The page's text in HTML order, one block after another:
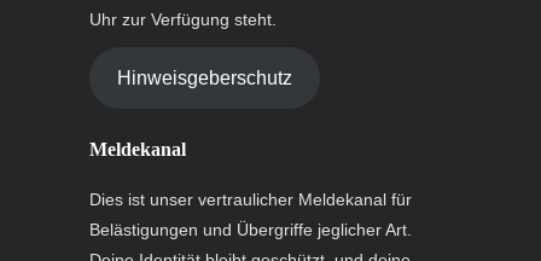
Uhr zur Verfügung steht.
Hinweisgeberschutz
Meldekanal
Dies ist unser vertraulicher Meldekanal für
Belästigungen und Übergriffe jeglicher Art.